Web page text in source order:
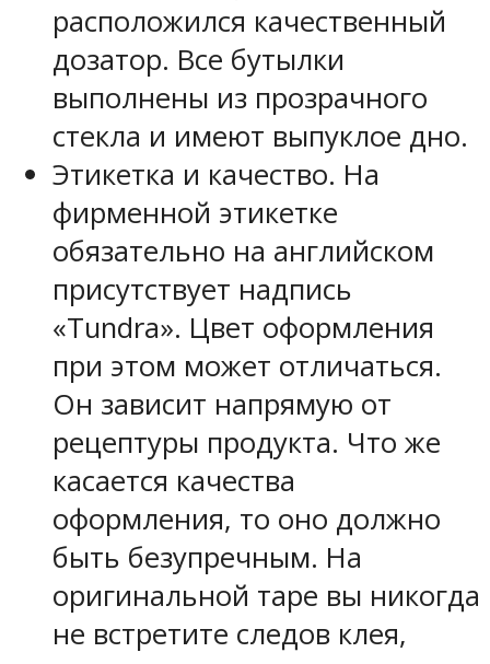
расположился качественный
дозатор. Все бутылки
выполнены из прозрачного
стекла и имеют выпуклое дно.
Этикетка и качество. На
фирменной этикетке
обязательно на английском
присутствует надпись
«Tundra». Цвет оформления
при этом может отличаться.
Он зависит напрямую от
рецептуры продукта. Что же
касается качества
оформления, то оно должно
быть безупречным. На
оригинальной таре вы никогда
не встретите следов клея,